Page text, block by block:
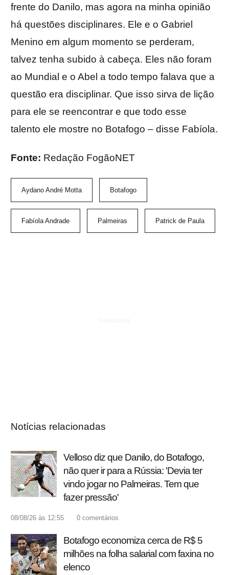
frente do Danilo, mas agora na minha opinião
há questões disciplinares. Ele e o Gabriel
Menino em algum momento se perderam,
talvez tenha subido à cabeça. Eles não foram
ao Mundial e o Abel a todo tempo falava que a
questão era disciplinar. Que isso sirva de lição
para ele se reencontrar e que todo esse
talento ele mostre no Botafogo – disse Fabíola.
Fonte: Redação FogãoNET
Aydano André Motta Botafogo
Fabíola Andrade Palmeiras Patrick de Paula
Notícias relacionadas
Velloso diz que Danilo, do Botafogo,
não quer ir para a Rússia: 'Devia ter
vindo jogar no Palmeiras. Tem que
fazer pressão'
08/08/26 às 12:55 0 comentários
Botafogo economiza cerca de R$ 5
milhões na folha salarial com faxina no
elenco